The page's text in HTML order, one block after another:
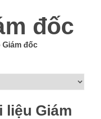
đốc
Giám đốc
liệu Giám